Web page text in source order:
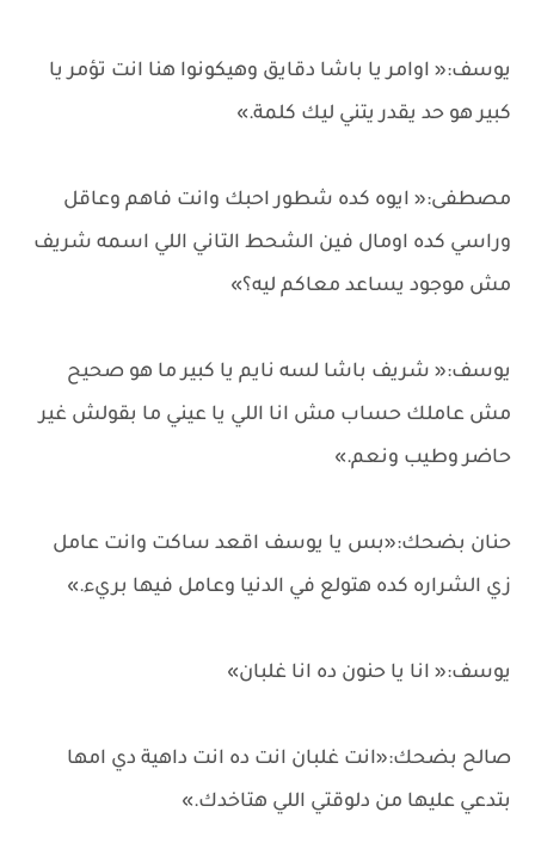
يوسف:« اوامر يا باشا دقايق وهيكونوا هنا انت تؤمر يا
كبير هو حد يقدر يتني ليك كلمة.»
مصطفى:« ايوه كده شطور احبك وانت فاهم وعاقل
وراسي كده اومال فين الشحط التاني اللي اسمه شريف
مش موجود يساعد معاكم ليه؟»
يوسف:« شريف باشا لسه نايم يا كبير ما هو صحيح
مش عاملك حساب مش انا اللي يا عيني ما بقولش غير
حاضر وطيب ونعم.»
حنان بضحك:«بس يا يوسف اقعد ساكت وانت عامل
زي الشراره كده هتولع في الدنيا وعامل فيها بريء.»
يوسف:« انا يا حنون ده انا غلبان»
صالح بضحك:«انت غلبان انت ده انت داهية دي امها
بتدعي عليها من دلوقتي اللي هتاخدك.»